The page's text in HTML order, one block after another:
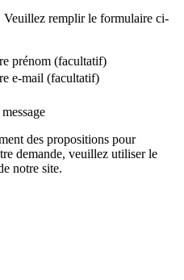
Veuillez remplir le formulaire ci-
prénom (facultatif)
e-mail (facultatif)
des propositions pour
demande, veuillez utiliser le
notre site.